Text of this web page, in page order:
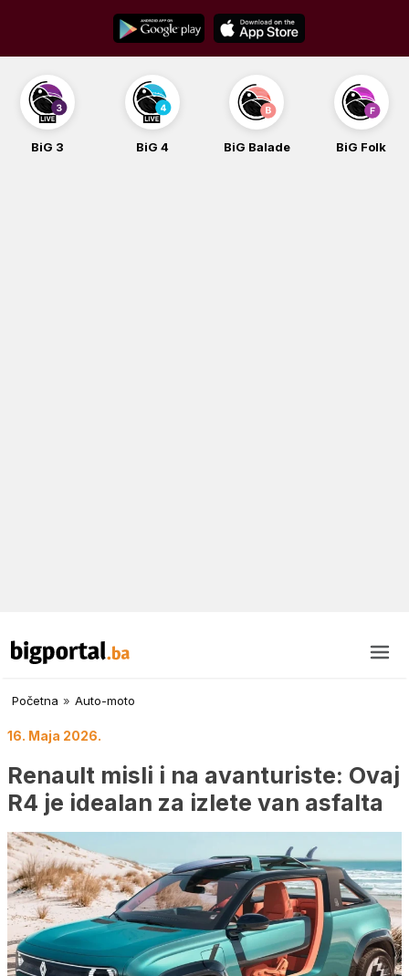
content
BiG 4 BiG Balade BiG Folk BiG iG
Početna » Auto-moto
16. Maja 2026.
Renault misli i na avanturiste: Ovaj
R4 je idealan za izlete van asfalta